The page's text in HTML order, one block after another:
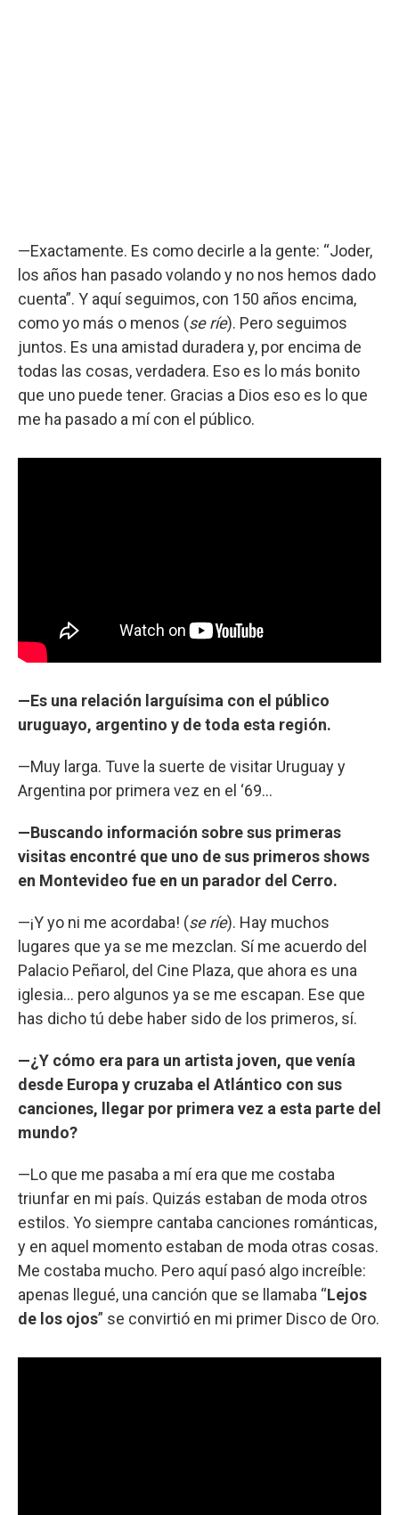
—Exactamente. Es como decirle a la gente: “Joder,
los años han pasado volando y no nos hemos dado
cuenta”. Y aquí seguimos, con 150 años encima,
como yo más o menos (se ríe). Pero seguimos
juntos. Es una amistad duradera y, por encima de
todas las cosas, verdadera. Eso es lo más bonito
que uno puede tener. Gracias a Dios eso es lo que
me ha pasado a mí con el público.
—Es una relación larguísima con el público
uruguayo, argentino y de toda esta región.
—Muy larga. Tuve la suerte de visitar Uruguay y
Argentina por primera vez en el ‘69...
—Buscando información sobre sus primeras
visitas encontré que uno de sus primeros shows
en Montevideo fue en un parador del Cerro.
—¡Y yo ni me acordaba! (se ríe). Hay muchos
lugares que ya se me mezclan. Sí me acuerdo del
Palacio Peñarol, del Cine Plaza, que ahora es una
iglesia... pero algunos ya se me escapan. Ese que
has dicho tú debe haber sido de los primeros, sí.
—¿Y cómo era para un artista joven, que venía
desde Europa y cruzaba el Atlántico con sus
canciones, llegar por primera vez a esta parte del
mundo?
—Lo que me pasaba a mí era que me costaba
triunfar en mi país. Quizás estaban de moda otros
estilos. Yo siempre cantaba canciones románticas,
y en aquel momento estaban de moda otras cosas.
Me costaba mucho. Pero aquí pasó algo increíble:
apenas llegué, una canción que se llamaba “Lejos
de los ojos” se convirtió en mi primer Disco de Oro.